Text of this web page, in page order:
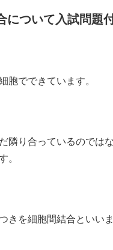
について入試問題
胞でできています。
隣り合っているのでは
。
きを細胞間結合といいま